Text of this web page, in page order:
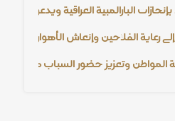
البارالمبية العراقية ويدعو إلى
رعاية الفلاحين وإنعاش الأهوار وتعزيز
المواطن وتعزيز حضور الشباب من